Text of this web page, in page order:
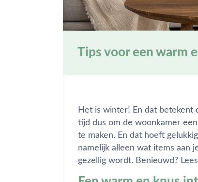
Tips voor een warm
Het is winter! En dat
tijd dus om de woonkamer
te maken. En dat hoeft
namelijk alleen wat items aan
gezellig wordt. Benieuwd?